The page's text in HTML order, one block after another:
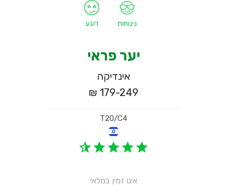
נינוחות רוגע
יער פראי
אינדיקה
179-249 ₪
T20/C4
אינו זמין במלאי